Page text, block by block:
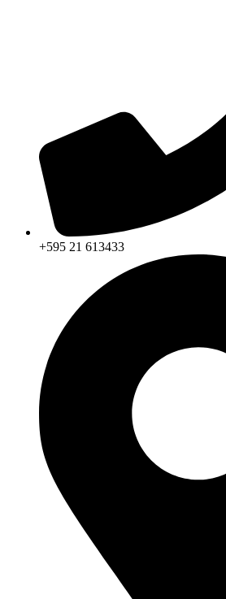
+595 21 613433